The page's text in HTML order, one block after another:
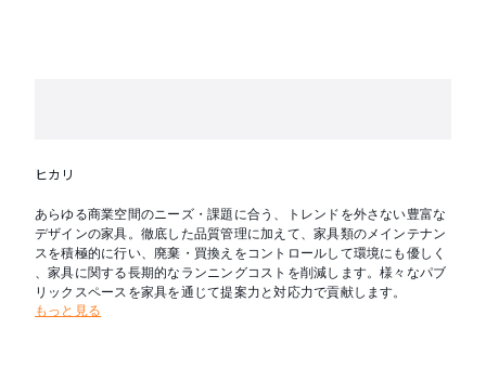
ヒカリ
あらゆる商業空間のニーズ・課題に合う、トレンドを外さない豊富な
デザインの家具。徹底した品質管理に加えて、家具類のメインテナン
スを積極的に行い、廃棄・買換えをコントロールして環境にも優しく
、家具に関する長期的なランニングコストを削減します。様々なパブ
リックスペースを家具を通じて提案力と対応力で貢献します。
もっと見る